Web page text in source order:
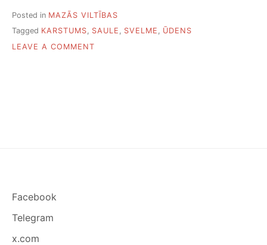
Posted in MAZĀS VILTĪBAS
Tagged KARSTUMS, SAULE , SVELME , ŪDENS
LEAVE A COMMENT
Facebook
Telegram
x.com